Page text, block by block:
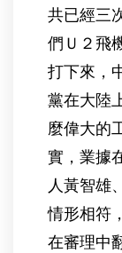
共已經三
們Ｕ２飛
打下來，
黨在大陸
麼偉大的
實，業據
人黃智雄
情形相符
在審理中